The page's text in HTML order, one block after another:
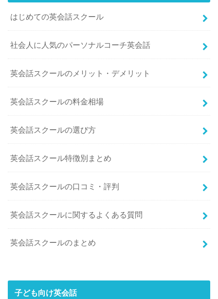
はじめての英会話スクール
社会人に人気のパーソナルコーチ英会話
英会話スクールのメリット・デメリット
英会話スクールの料金相場
英会話スクールの選び方
英会話スクール特徴別まとめ
英会話スクールの口コミ・評判
英会話スクールに関するよくある質問
英会話スクールのまとめ
子ども向け英会話